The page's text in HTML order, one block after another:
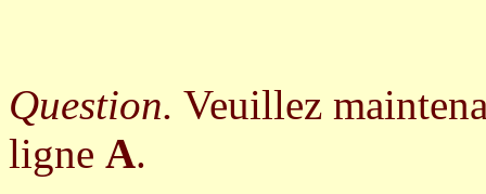
Question. Veuillez
ligne A.